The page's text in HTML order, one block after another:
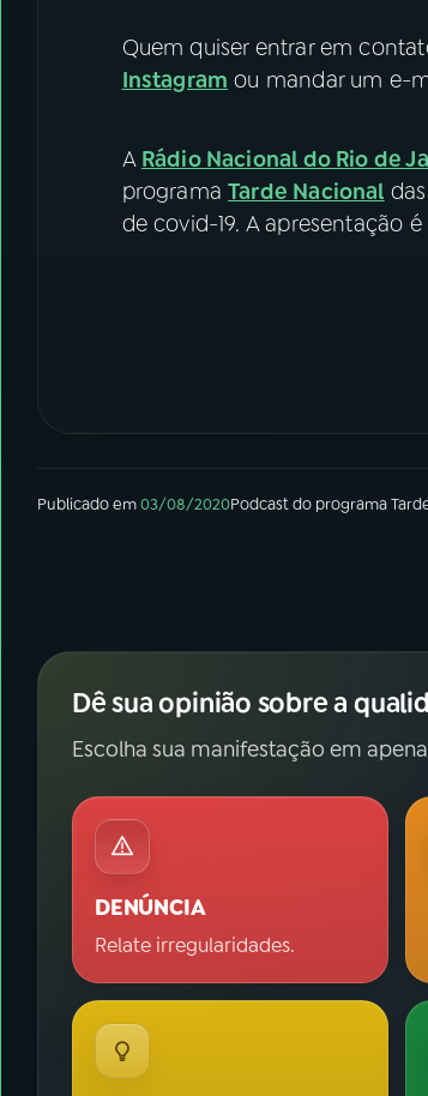
Quem quiser entrar em
Instagram ou mandar um e-
A Rádio Nacional do Rio de
programaTarde Nacional
de covid-19. A apresentação
Publicado em03/08/2020Podcastdo programa
Dê sua opinião sobre a
Escolha sua manifestação em
DENÚNCIA
Relate irregularidades.